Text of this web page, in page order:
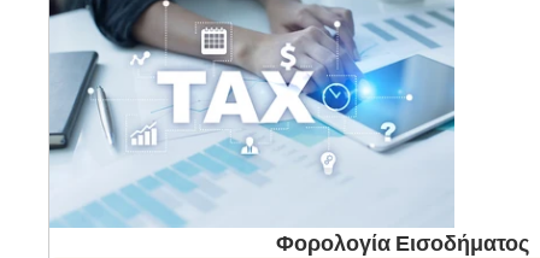
Φορολογία Εισοδήματος